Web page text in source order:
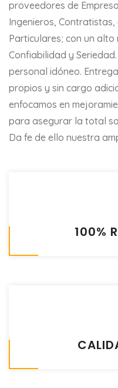
proveedores de
Ingenieros,
Particulares; con un alto
Confiabilidad y
personal idóneo.
propios y sin cargo
enfocamos en
para asegurar la total
Da fe de ello nuestra
100%